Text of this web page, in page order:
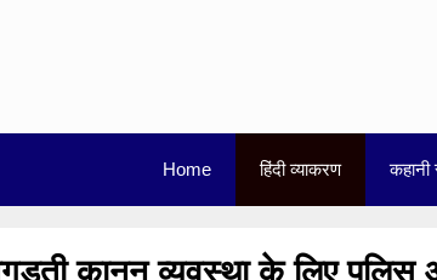
Home हिंदी व्याकरण
कानून व्यवस्था के लिए